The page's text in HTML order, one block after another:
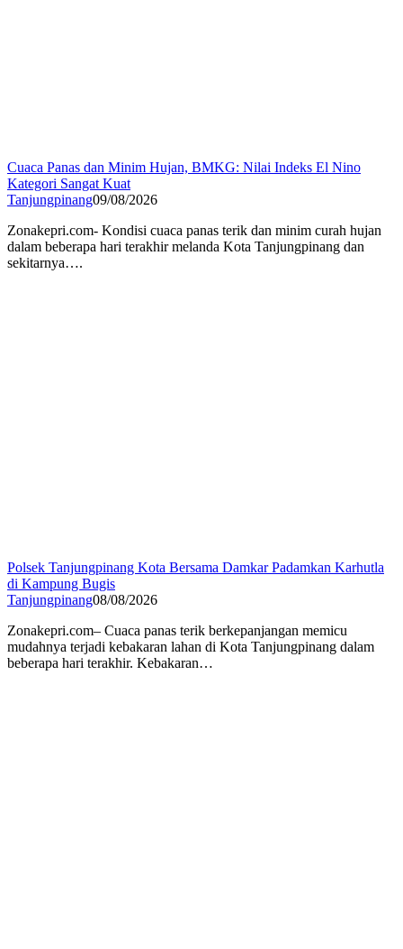
Cuaca Panas dan Minim Hujan, BMKG: Nilai Indeks El Nino
Kategori Sangat Kuat
Tanjungpinang09/08/2026
Zonakepri.com- Kondisi cuaca panas terik dan minim curah hujan
dalam beberapa hari terakhir melanda Kota Tanjungpinang dan
sekitarnya….
Polsek Tanjungpinang Kota Bersama Damkar Padamkan Karhutla
di Kampung Bugis
Tanjungpinang08/08/2026
Zonakepri.com– Cuaca panas terik berkepanjangan memicu
mudahnya terjadi kebakaran lahan di Kota Tanjungpinang dalam
beberapa hari terakhir. Kebakaran…